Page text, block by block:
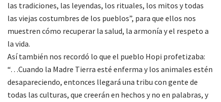
las tradiciones, las leyendas, los rituales, los mitos y todas
las viejas costumbres de los pueblos”, para que ellos nos
muestren cómo recuperar la salud, la armonía y el respeto a
la vida.
Así también nos recordó lo que el pueblo Hopi profetizaba:
“…Cuando la Madre Tierra esté enferma y los animales estén
desapareciendo, entonces llegará una tribu con gente de
todas las culturas, que creerán en hechos y no en palabras, y